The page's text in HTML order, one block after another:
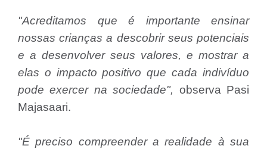
"Acreditamos que é importante ensinar
nossas crianças a descobrir seus potenciais
e a desenvolver seus valores, e mostrar a
elas o impacto positivo que cada indivíduo
pode exercer na sociedade", observa Pasi
Majasaari.
"É preciso compreender a realidade à sua